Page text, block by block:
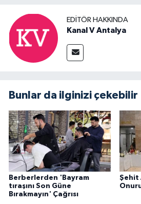
EDITÖR HAKKINDA
Kanal V Antalya
Bunlar da ilginizi çekebilir
Berberlerden 'Bayram
tıraşını Son Güne
Bırakmayın' Çağrısı
Şehit